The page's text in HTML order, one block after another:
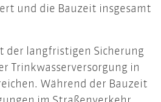
und die Bauzeit insgesamt
der langfristigen Sicherung
Trinkwasserversorgung in
Während der Bauzeit